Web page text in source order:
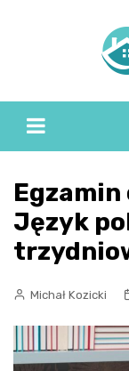
Język
Michał Kozicki